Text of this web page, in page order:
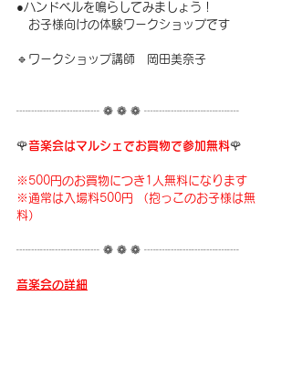
●ハンドベルを鳴らしてみましょう！
お子様向けの体験ワークショップです
🔹ワークショップ講師　岡田美奈子
┈┈┈┈┈┈┈ ❁ ❁ ❁ ┈┈┈┈┈┈┈┈
🌹音楽会はマルシェでお買物で参加無料🌹
※500円のお買物につき1人無料になります
※通常は入場料500円 （抱っこのお子様は無
料）
┈┈┈┈┈┈┈ ❁ ❁ ❁ ┈┈┈┈┈┈┈┈
音楽会の詳細